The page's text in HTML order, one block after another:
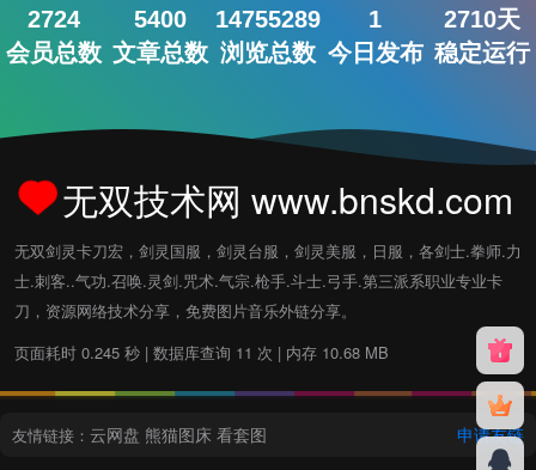
2724
会员总数
5400
文章总数
14755289
浏览总数
1
今日发布
2710天
稳定运行
无双技术网 www.bnskd.com
无双剑灵卡刀宏，剑灵国服，剑灵台服，剑灵美服，日服，各剑士.拳师.力
士.刺客..气功.召唤.灵剑.咒术.气宗.枪手.斗士.弓手.第三派系职业专业卡
刀，资源网络技术分享，免费图片音乐外链分享。
页面耗时 0.245 秒 | 数据库查询 11 次 | 内存 10.68 MB
友情链接： 云网盘 熊猫图床 看套图 申请友链